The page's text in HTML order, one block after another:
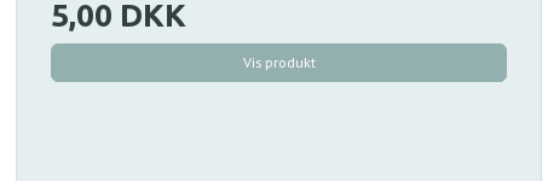
5,00 DKK
Vis produkt